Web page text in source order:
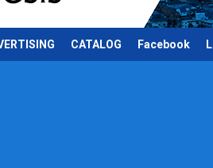
CATALOG Facebook